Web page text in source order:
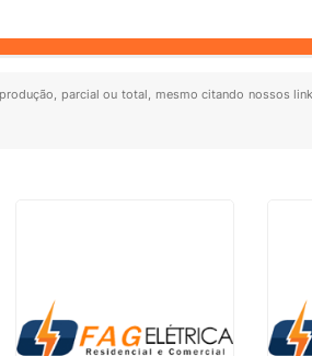
parcial ou total, mesmo citando nossos